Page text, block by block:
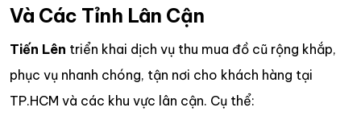
Và Các Tỉnh Lân Cận
Tiến Lên triển khai dịch vụ thu mua đồ cũ rộng khắp,
phục vụ nhanh chóng, tận nơi cho khách hàng tại
TP.HCM và các khu vực lân cận. Cụ thể: